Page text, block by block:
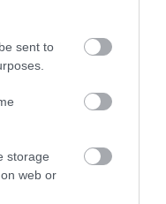
sent to
storage
web or
UNOKÁD SÍRVA HÍV
ELŐBB KÉRDEZD